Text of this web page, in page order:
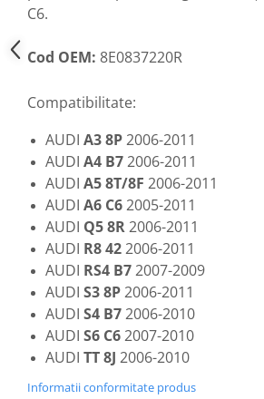
C6.
Cod OEM: 8E0837220R
Compatibilitate:
AUDI A3 8P2006-2011
AUDI A4 B72006-2011
AUDI A5 8T/8F 2006-2011
AUDI A6 C62005-2011
AUDI Q5 8R2006-2011
AUDI R8 422006-2011
AUDI RS4 B72007-2009
AUDI S3 8P2006-2011
AUDI S4 B72006-2010
AUDI S6 C62007-2010
AUDI TT 8J 2006-2010
Informatii conformitate produs